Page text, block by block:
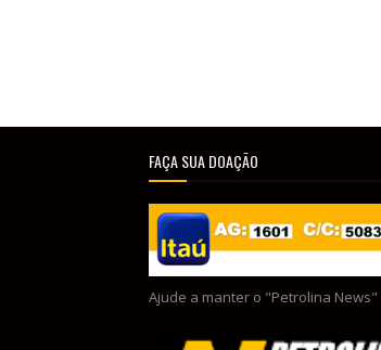
FAÇA SUA DOAÇÃO
Ajude a manter o "Petrolina News"